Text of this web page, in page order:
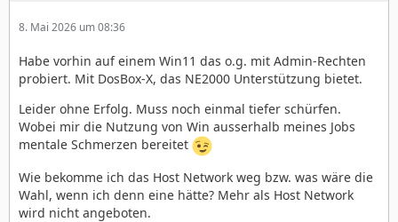
8. Mai 2026 um 08:36
Habe vorhin auf einem Win11 das o.g. mit Admin-Rechten
probiert. Mit DosBox-X, das NE2000 Unterstützung bietet.
Leider ohne Erfolg. Muss noch einmal tiefer schürfen.
Wobei mir die Nutzung von Win ausserhalb meines Jobs
mentale Schmerzen bereitet
Wie bekomme ich das Host Network weg bzw. was wäre die
Wahl, wenn ich denn eine hätte? Mehr als Host Network
wird nicht angeboten.